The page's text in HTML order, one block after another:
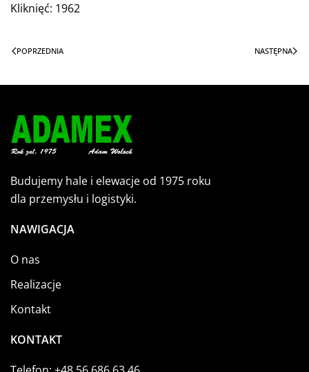
Kliknięć: 1962
POPRZEDNIA NASTĘPNA
Budujemy hale i elewacje od 1975 roku
dla przemysłu i logistyki.
NAWIGACJA
O nas
Realizacje
Kontakt
KONTAKT